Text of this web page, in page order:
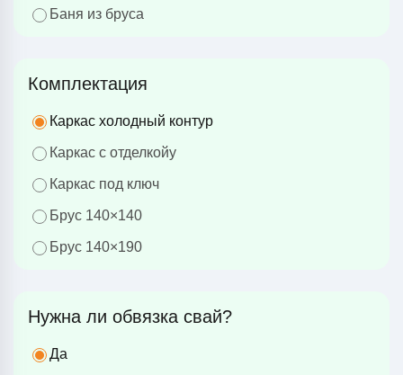
Баня из бруса
Комплектация
Каркас холодный контур
Каркас с отделкойу
Каркас под ключ
Брус 140×140
Брус 140×190
Нужна ли обвязка свай?
Да